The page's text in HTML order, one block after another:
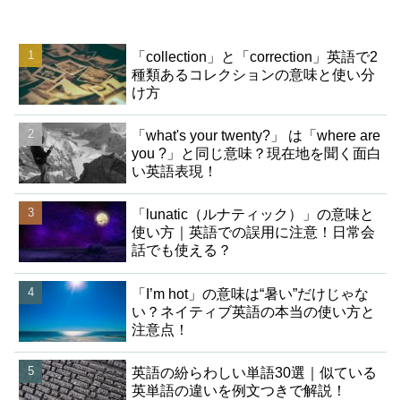
「collection」と「correction」英語で2
種類あるコレクションの意味と使い分
け方
「what's your twenty?」 は「where are
you ?」と同じ意味？現在地を聞く面白
い英語表現！
「lunatic（ルナティック）」の意味と
使い方｜英語での誤用に注意！日常会
話でも使える？
「I’m hot」の意味は“暑い”だけじゃな
い？ネイティブ英語の本当の使い方と
注意点！
英語の紛らわしい単語30選｜似ている
英単語の違いを例文つきで解説！